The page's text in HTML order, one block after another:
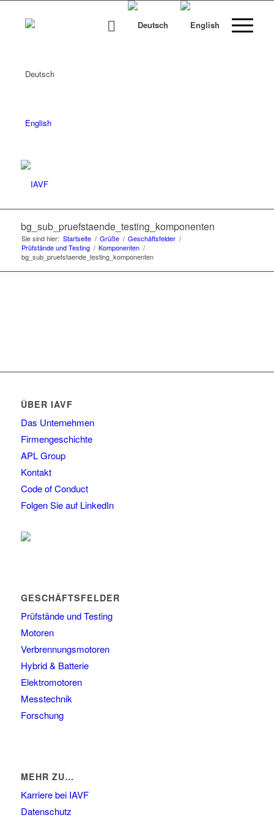
Deutsch
English
bg_sub_pruefstaende_testing_komponenten
Sie sind hier: Startseite / Grüße / Geschäftsfelder /
Prüfstände und Testing / Komponenten /
bg_sub_pruefstaende_testing_komponenten
ÜBER IAVF
Das Unternehmen
Firmengeschichte
APL Group
Kontakt
Code of Conduct
Folgen Sie auf LinkedIn
GESCHÄFTSFELDER
Prüfstände und Testing
Motoren
Verbrennungsmotoren
Hybrid & Batterie
Elektromotoren
Messtechnik
Forschung
MEHR ZU…
Karriere bei IAVF
Datenschutz